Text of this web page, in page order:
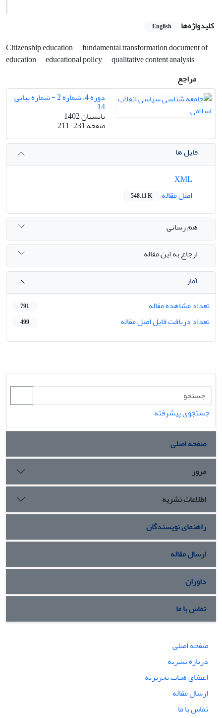
کلیدواژه‌ها English
Citizenship education
fundamental transformation document of
education
educational policy
qualitative content analysis
مراجع
دوره 4، شماره 2 - شماره پیاپی
14
تابستان 1402
صفحه211-231
فایل ها
اصل مقاله
548.11 K
هم رسانی
ارجاع به این مقاله
آمار
تعداد مشاهده مقاله
791
تعداد دریافت فایل اصل مقاله 499
جستجوی پیشرفته
صفحه اصلی
مرور
اطلاعات نشریه
راهنمای نویسندگان
ارسال مقاله
داوران
تماس با ما
صفحه اصلی
درباره نشریه
اعضای هیات تحریریه
ارسال مقاله
تماس با ما